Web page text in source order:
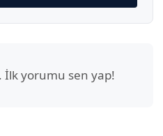
İlk yorumu sen yap!